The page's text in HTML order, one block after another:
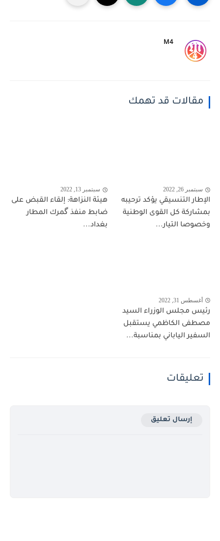
M4
مقالات قد تهمك
سبتمبر 26, 2022
الإطار التنسيقي يؤكد ترحيبه
بمشاركة كل القوى الوطنية
وخصوصا التيار...
سبتمبر 13, 2022
هيئة النزاهة: إلقاء القبض على
ضابط منفذ گمرك المطار
بغداد...
أغسطس 31, 2022
رئيس مجلس الوزراء السيد
مصطفى الكاظمي يستقبل
السفير الياباني بمناسبة...
تعليقات
إرسال تعليق